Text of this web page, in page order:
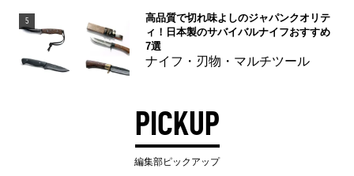
5
高品質で切れ味よしのジャパンクオリテ
ィ！日本製のサバイバルナイフおすすめ
7選
ナイフ・刃物・マルチツール
PICKUP
編集部ピックアップ